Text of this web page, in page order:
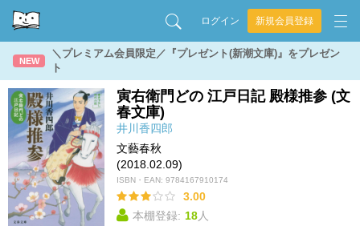
ログイン 新規会員登録
NEW
＼プレミアム会員限定／『プレゼント(新潮文庫)』をプレゼン
ト
寅右衛門どの 江戸日記 殿様推参 (文
春文庫)
井川香四郎
文藝春秋
(2018.02.09)
ISBN・EAN: 9784167910174
3.00
本棚登録: 18人